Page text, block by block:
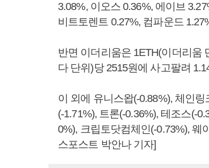
3.08%, 이오스 0.36%, 에이브
비트토렌트 0.27%, 컴파운드
반면 이더리움은 1ETH(이더리움
다 단위)당 2515원에 사고팔려
이 외에 유니스왑(-0.88%), 체인
(-1.71%), 트론(-0.36%), 테조스(-
0%), 크립토닷컴체인(-0.73%), 웨
스포스트 박안나 기자]